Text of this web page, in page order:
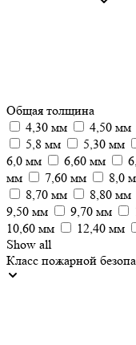
Общая толщина
4,30 мм
4,50 мм
5,8 мм
5,30 мм
6,0 мм
6,60 мм
мм
7,60 мм 8,0
8,70 мм
8,80 мм
9,50 мм
9,70 мм
10,60 мм
12,40 мм
Show all
Класс пожарной